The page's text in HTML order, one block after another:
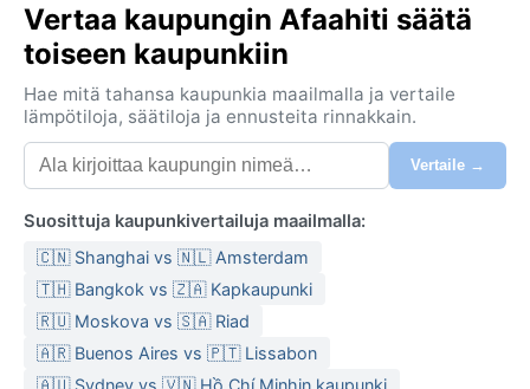
paikallismarkkinat ja perinteinen polynesialainen
kulttuuri ovat arjen keskiössä.
Ilmasto on trooppinen sademetsäilmasto (Köppen Af),
joten lämpötila pysyy ympäri vuoden korkeana, noin
25–30 asteessa. Sadekausi kestää marraskuusta
huhtikuuhun, jolloin sateet ovat runsaita ja usein
rankkoja, mutta ne tulevat tyypillisesti lyhyinä
kuuroina. Ilmankosteus on korkea ympäri vuoden,
mikä tekee säästä trooppisen tuntuisen.
Talvikuukausina toukokuusta lokakuuhun sateet
vähenevät ja lämpötila laskee hieman, mutta päivät
varata kevyitä, hengittäviä vaatteita, sateenvarjo tai
Vertaa kaupungin Afaahiti säätä
toiseen kaupunkiin
Hae mitä tahansa kaupunkia maailmalla ja vertaile
lämpötiloja, säätiloja ja ennusteita rinnakkain.
Vertaile →
Suosittuja kaupunkivertailuja maailmalla:
🇨🇳 Shanghai vs 🇳🇱 Amsterdam
🇹🇭 Bangkok vs 🇿🇦 Kapkaupunki
🇷🇺 Moskova vs 🇸🇦 Riad
🇦🇷 Buenos Aires vs 🇵🇹 Lissabon
🇦🇺 Sydney vs 🇻🇳 Hồ Chí Minhin kaupunki